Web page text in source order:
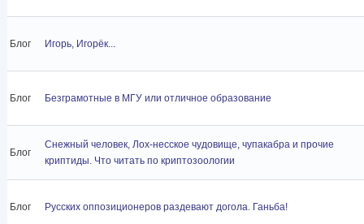
Блог Игорь, Игорёк...
Блог Безграмотные в МГУ или отличное образование
Блог
Снежный человек, Лох-несское чудовище, чупакабра и прочие
криптиды. Что читать по криптозоологии
Блог Русских оппозиционеров раздевают догола. Ганьба!